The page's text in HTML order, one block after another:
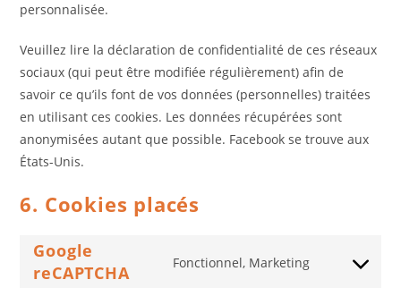
personnalisée.
Veuillez lire la déclaration de confidentialité de ces réseaux
sociaux (qui peut être modifiée régulièrement) afin de
savoir ce qu’ils font de vos données (personnelles) traitées
en utilisant ces cookies. Les données récupérées sont
anonymisées autant que possible. Facebook se trouve aux
États-Unis.
6. Cookies placés
Google
reCAPTCHA
Fonctionnel, Marketing
Consent